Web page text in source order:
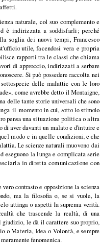
naturale, col suo complemento e
è indirizzata a soddisfarli; perché
soglia dei nuovi tempi, Francesco
utile,facendosi vera e propria
rapporti tra le classi che chiama
di approccio, indirizzati aserbare
Si può possedere raccolta nei
delle malattie con le loro
come avrebbe detto il Montaigne,
delle tante storie universali che sono
il momento in cui, sotto lo stimolo
pensa unasituazione politica o altra
di aver davantiun malato e d'intuire e
modo e in quellecondizioni, e che
Le scienze naturali muovono dai
eseguono la lunga e compli­cata serie
in diretta comunicazione con
vero contrasto e opposizione la scienza
ma la filosofia o, se si vuole, la
attinga o aspetti la suprema verità.
che trascende la realtà, di una
le dà il carattere suo proprio,
o Materia, Idea o Volontà, e sempre
fenomenica.